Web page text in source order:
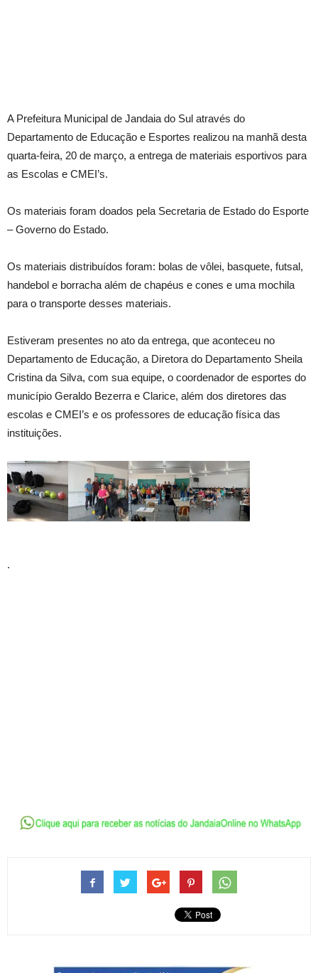
A Prefeitura Municipal de Jandaia do Sul através do
Departamento de Educação e Esportes realizou na manhã desta
quarta-feira, 20 de março, a entrega de materiais esportivos para
as Escolas e CMEI’s.
Os materiais foram doados pela Secretaria de Estado do Esporte
– Governo do Estado.
Os materiais distribuídos foram: bolas de vôlei, basquete, futsal,
handebol e borracha além de chapéus e cones e uma mochila
para o transporte desses materiais.
Estiveram presentes no ato da entrega, que aconteceu no
Departamento de Educação, a Diretora do Departamento Sheila
Cristina da Silva, com sua equipe, o coordenador de esportes do
município Geraldo Bezerra e Clarice, além dos diretores das
escolas e CMEI’s e os professores de educação física das
instituições.
.